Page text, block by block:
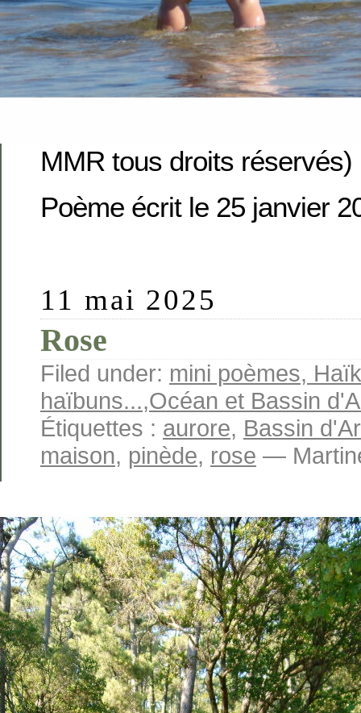
MMR tous droits réservés)
Poème écrit le 25 janvier
11 mai 2025
Rose
Filed under: mini poèmes,
haïbuns...,Océan et Bassin
Étiquettes : aurore, Bassin
maison, pinède, rose —